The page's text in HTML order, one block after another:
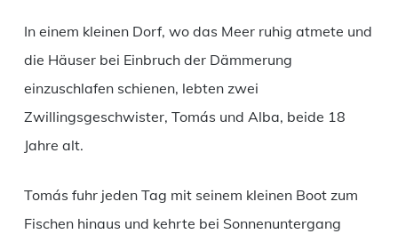
In einem kleinen Dorf, wo das Meer ruhig atmete und
die Häuser bei Einbruch der Dämmerung
einzuschlafen schienen, lebten zwei
Zwillingsgeschwister, Tomás und Alba, beide 18
Jahre alt.
Tomás fuhr jeden Tag mit seinem kleinen Boot zum
Fischen hinaus und kehrte bei Sonnenuntergang